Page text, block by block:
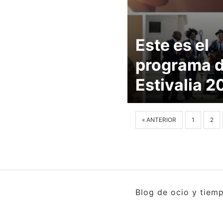
Este es el
programa
Estivalia
« ANTERIOR 1 2
Blog de ocio y